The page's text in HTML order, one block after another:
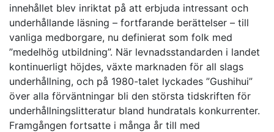
innehållet blev inriktat på att erbjuda intressant och
underhållande läsning – fortfarande berättelser – till
vanliga medborgare, nu definierat som folk med
”medelhög utbildning”. När levnadsstandarden i landet
kontinuerligt höjdes, växte marknaden för all slags
underhållning, och på 1980-talet lyckades ”Gushihui”
över alla förväntningar bli den största tidskriften för
underhållningslitteratur bland hundratals konkurrenter.
Framgången fortsatte i många år till med